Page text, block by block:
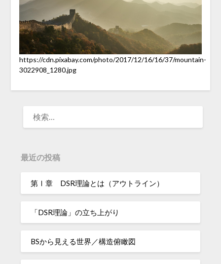
https://cdn.pixabay.com/photo/2017/12/16/16/37/mountain-
3022908_1280.jpg
最近の投稿
第Ⅰ章 DSR理論とは（アウトライン）
「DSR理論」の立ち上がり
BSから見える世界／構造俯瞰図